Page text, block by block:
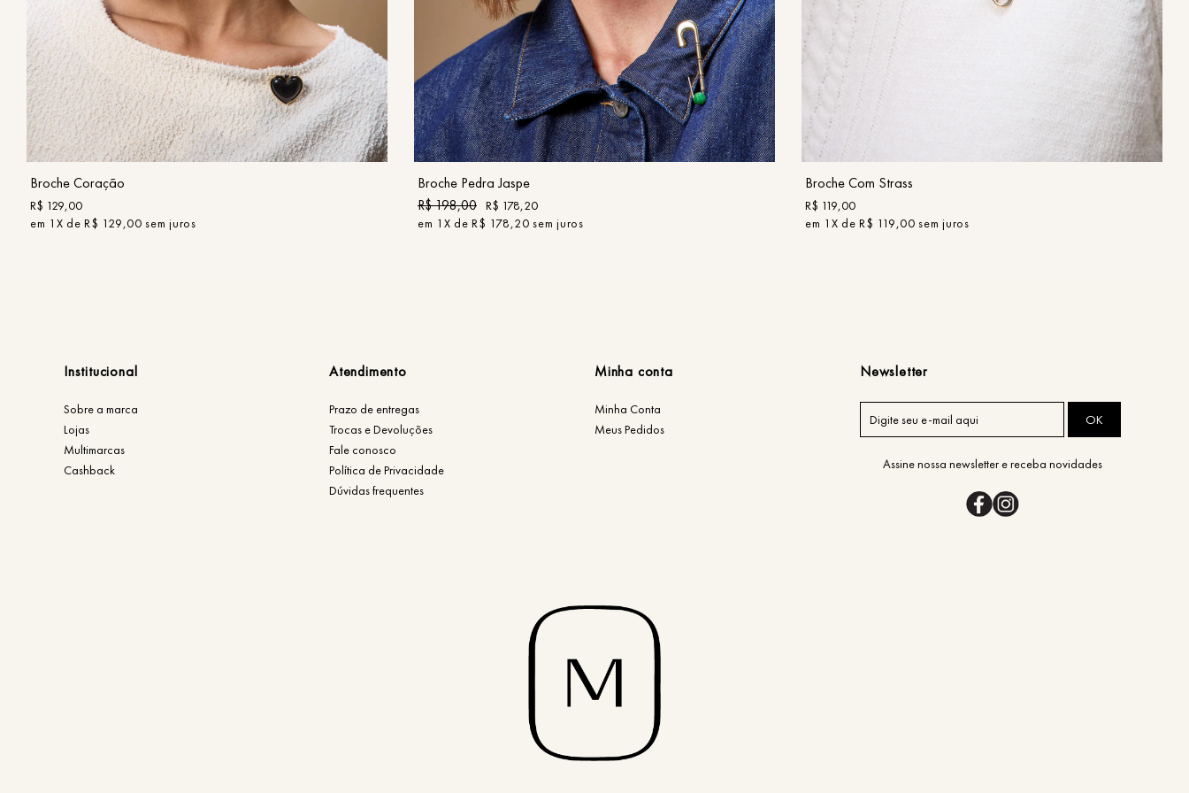
UN
COMPRAR
Broche Coração
R$ 129,00
em 1 X deR$ 129,00 sem juros
UN
COMPRAR
Broche Pedra Jaspe
R$198,00 R$ 178,20
em 1 X deR$ 178,20 sem juros
Broche Com Strass
R$ 119,00
em 1 X deR$ 119,00 sem juros
Institucional
Sobre a marca
Lojas
Multimarcas
Cashback
Atendimento
Prazo de entregas
Trocas e Devoluções
Fale conosco
Política de Privacidade
Dúvidas frequentes
Minha conta
Minha Conta
Meus Pedidos
Newsletter
OK
Assine nossa newsletter e receba novidades